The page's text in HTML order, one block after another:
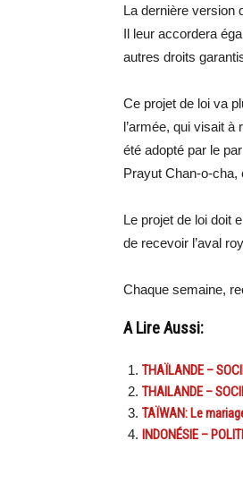
La dernière version
Il leur accordera
autres droits
Ce projet de loi va
l’armée, qui visait
été adopté par le
Prayut Chan-o-cha,
Le projet de loi doit
de recevoir l’aval
Chaque semaine,
A Lire Aussi:
THAÏLANDE –
THAILANDE –
TAÏWAN: Le
INDONÉSIE –